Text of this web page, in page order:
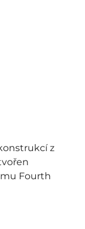
z
Fourth